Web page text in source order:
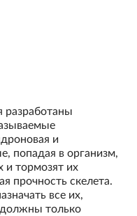
разработаны
и
попадая в организм,
и тормозят их
прочность скелета.
все их,
только